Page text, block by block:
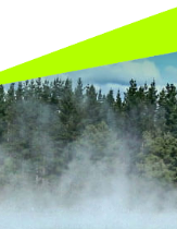
dados e à
dos
as empresas
à lei